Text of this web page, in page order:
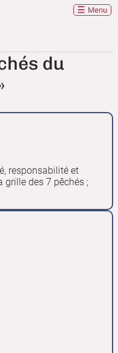
Menu
du
responsabilité et
des 7 pêchés ;